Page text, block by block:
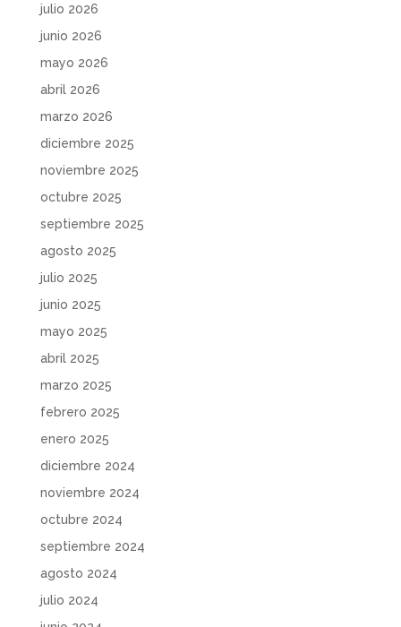
julio 2026
junio 2026
mayo 2026
abril 2026
marzo 2026
diciembre 2025
noviembre 2025
octubre 2025
septiembre 2025
agosto 2025
julio 2025
junio 2025
mayo 2025
abril 2025
marzo 2025
febrero 2025
enero 2025
diciembre 2024
noviembre 2024
octubre 2024
septiembre 2024
agosto 2024
julio 2024